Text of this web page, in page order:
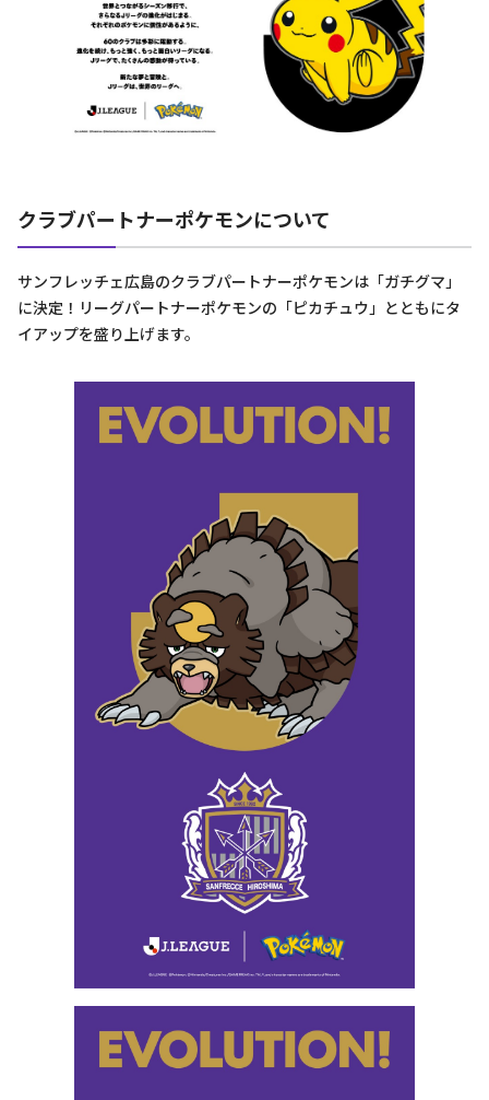
クラブパートナーポケモンについて
サンフレッチェ広島のクラブパートナーポケモンは「ガチグマ」
に決定！リーグパートナーポケモンの「ピカチュウ」とともにタ
イアップを盛り上げます。